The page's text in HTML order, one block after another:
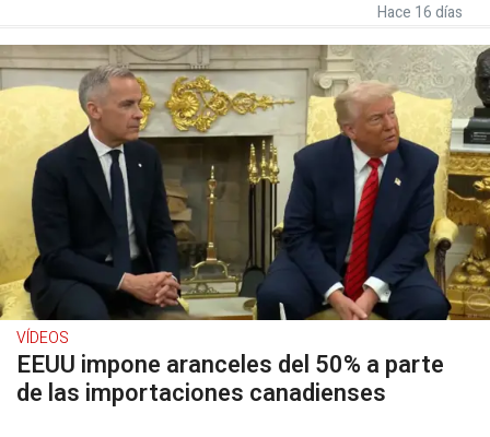
Hace 16 días
VÍDEOS
EEUU impone aranceles del 50% a parte
de las importaciones canadienses